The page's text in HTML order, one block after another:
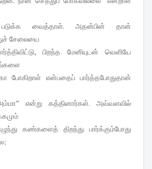
படுக்க வைத்தாள். அதன்பின் தான்
சேலையை
பிறந்த மேனியுடன் வெளியே
போகிறாள் என்பதைப் பார்த்தபோதுதான்
என்று கத்தினார்கள். அவ்வளவில்
கண்களைத் திறந்து பார்க்கும்போது